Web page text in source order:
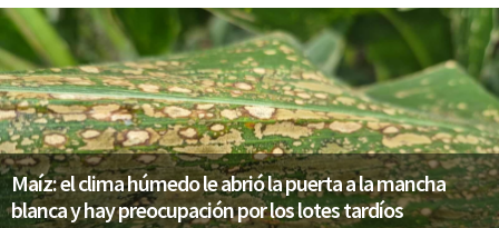
Maíz: el clima húmedo le abrió la puerta a la mancha
blanca y hay preocupación por los lotes tardíos